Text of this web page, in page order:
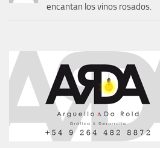
encantan los vinos rosados.